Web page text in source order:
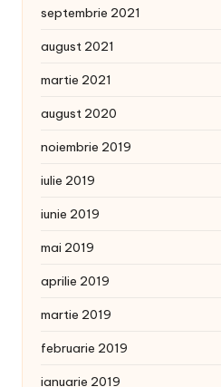
septembrie 2021
august 2021
martie 2021
august 2020
noiembrie 2019
iulie 2019
iunie 2019
mai 2019
aprilie 2019
martie 2019
februarie 2019
ianuarie 2019